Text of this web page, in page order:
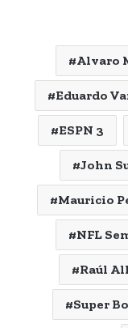
Alvaro
Eduardo
ESPN 3
John
Mauricio
NFL
Raúl
Super